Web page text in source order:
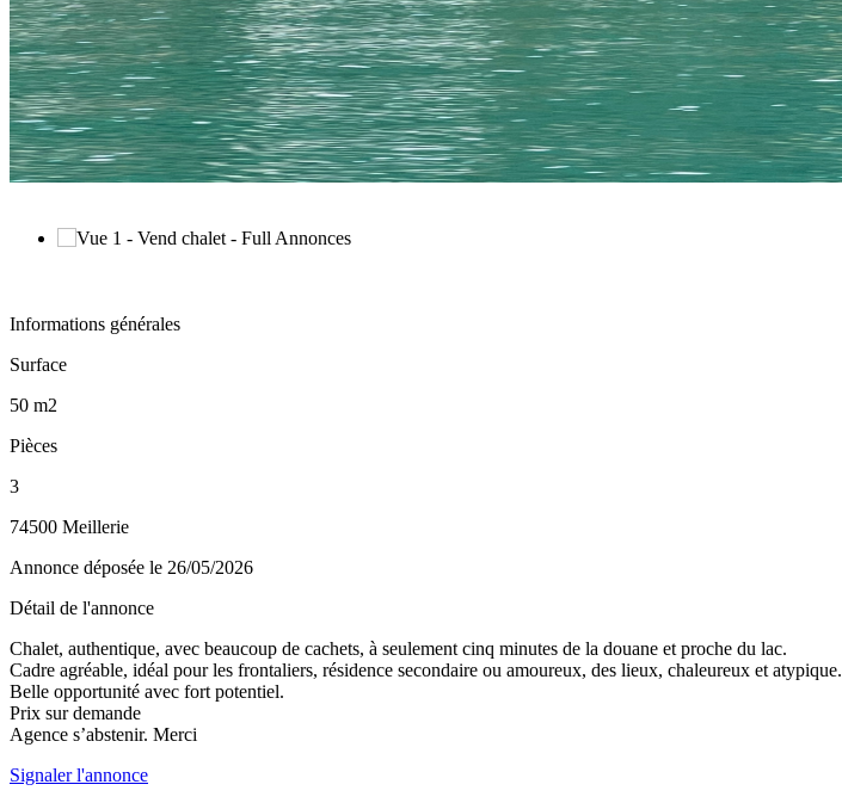
Informations générales
Surface
50 m2
Pièces
3
74500 Meillerie
Annonce déposée le 26/05/2026
Détail de l'annonce
Chalet, authentique, avec beaucoup de cachets, à seulement cinq minutes de la douane et proche du lac.
Cadre agréable, idéal pour les frontaliers, résidence secondaire ou amoureux, des lieux, chaleureux et atypique.
Belle opportunité avec fort potentiel.
Prix sur demande
Agence s’abstenir. Merci
Signaler l'annonce